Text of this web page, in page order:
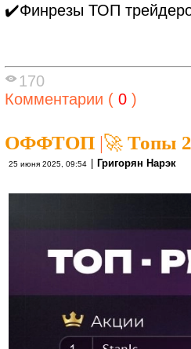
✔️Финрезы ТОП
170
Комментарии ( 0 )
ОФФТОП |🚀 Топы
25 июня 2025, 09:54 Григорян Нарэк